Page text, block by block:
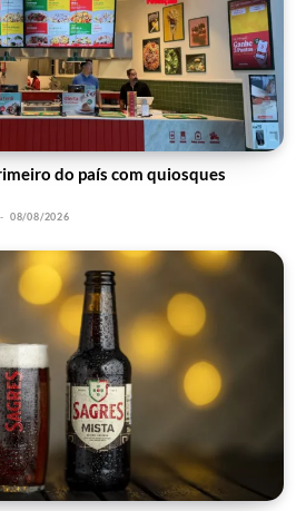
do país com quiosques
- 08/08/2026